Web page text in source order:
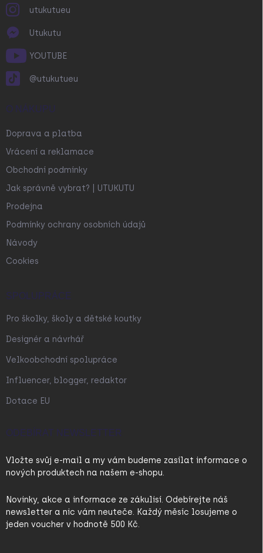
utukutueu
Utukutu
YOUTUBE
@utukutueu
O NÁKUPU
Doprava a platba
Vrácení a reklamace
Obchodní podmínky
Jak správně vybrat? | UTUKUTU
Prodejna
Podmínky ochrany osobních údajů
Návody
Cookies
SPOLUPRÁCE
Pro školky, školy a dětské koutky
Designér a návrhář
Velkoobchodní spolupráce
Influencer, blogger, redaktor
Dotace EU
ODEBÍRAT NEWSLETTER
Vložte svůj e-mail a my vám budeme zasílat informace o
nových produktech na našem e-shopu.
Novinky, akce a informace ze zákulisí. Odebírejte náš
newsletter a nic vám neuteče. Každý měsíc losujeme o
jeden voucher v hodnotě 500 Kč.